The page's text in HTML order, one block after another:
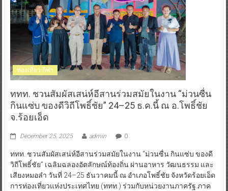
ท่องเที่ยว-กีฬา
ททท. ชวนสัมผัสเสน่ห์อีสานร่วมสมัยในงาน “ม่วนซื่น
กินแซ่บ ของดีวิถีโพธิ์ชัย” 24–25 ธ.ค.นี้ ณ อ.โพธิ์ชัย
จ.ร้อยเอ็ด
December 25, 2025 admin 0
ททท. ชวนสัมผัสเสน่ห์อีสานร่วมสมัยในงาน “ม่วนซื่น กินแซ่บ ของดี
วิถีโพธิ์ชัย” เฉลิมฉลองอัตลักษณ์ท้องถิ่น ผ่านอาหาร วัฒนธรรม และ
เสียงหมอลำ วันที่ 24–25 ธันวาคมนี้ ณ อำเภอโพธิ์ชัย จังหวัดร้อยเอ็ด
การท่องเที่ยวแห่งประเทศไทย (ททท.) ร่วมกับหน่วยงานภาครัฐ ภาค